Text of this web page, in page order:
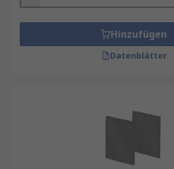
Hinzufügen
Datenblätter